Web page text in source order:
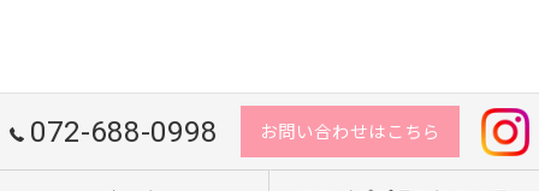
072-688-0998 お問い合わせはこちら